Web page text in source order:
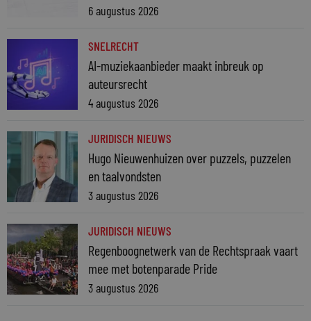
6 augustus 2026
SNELRECHT
AI-muziekaanbieder maakt inbreuk op
auteursrecht
4 augustus 2026
JURIDISCH NIEUWS
Hugo Nieuwenhuizen over puzzels, puzzelen
en taalvondsten
3 augustus 2026
JURIDISCH NIEUWS
Regenboognetwerk van de Rechtspraak vaart
mee met botenparade Pride
3 augustus 2026